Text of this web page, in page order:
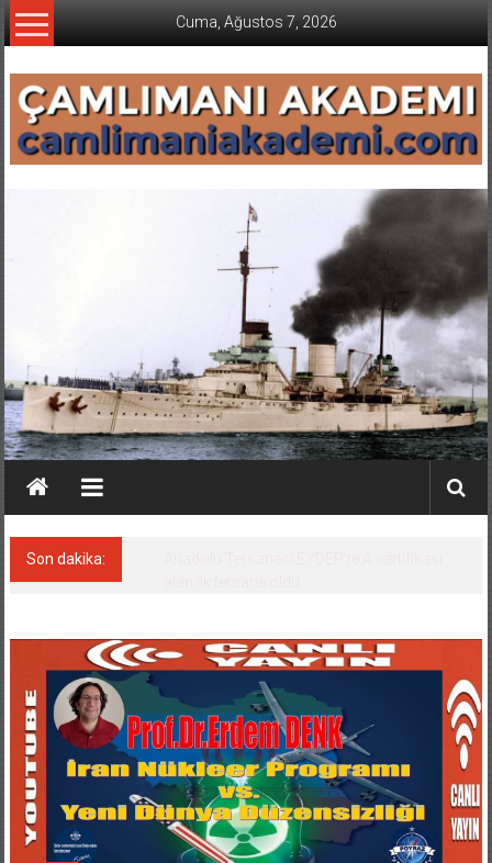
İçeriğe
geç
Cuma, Ağustos 7, 2026
Son dakika: